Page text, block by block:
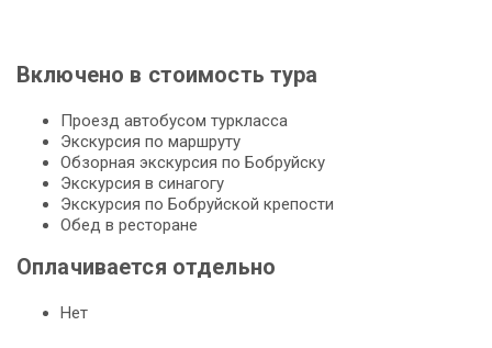
Включено в стоимость тура
Проезд ав­то­бу­сом турк­лас­са
Экс­кур­сия по марш­ру­ту
Об­зор­ная экскурсия по Боб­руй­ску
Экс­кур­сия в си­на­го­гу
Экс­кур­сия по Боб­руй­ской кре­по­сти
Обед в ре­сто­ра­не
Оплачивается отдельно
Нет